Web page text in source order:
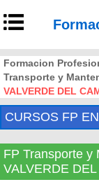
Formacion
Transporte y
VALVERDE DEL
CURSOS FP
FP Transporte y
VALVERDE